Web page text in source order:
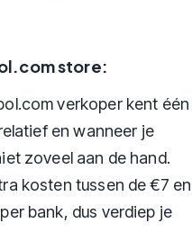
store:
verkoper kent één
en wanneer je
zoveel aan de hand.
kosten tussen de €7 en
bank, dus verdiep je